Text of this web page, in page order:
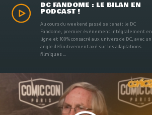
DC FANDOME : LE BILAN EN
PODCAST !
Au cours du weekend passé se tenait le DC
Fandome, premier évènement intégralement en
ligne et 100% consacré aux univers de DC, avec un
angle définitivement axé sur les adaptations
filmiques ...